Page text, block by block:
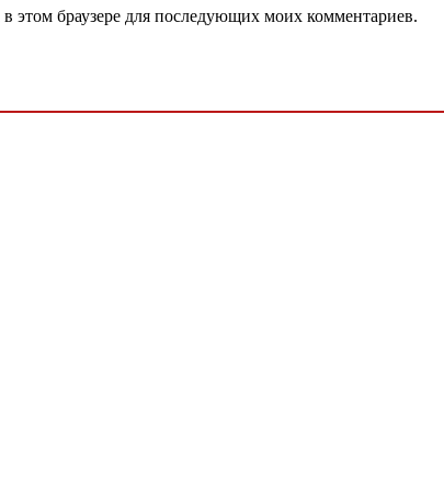
этом браузере для последующих моих комментариев.